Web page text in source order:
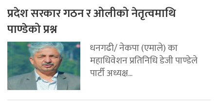
प्रदेश सरकार गठन र ओलीको नेतृत्वमाथि
पाण्डेको प्रश्न
धनगढी/ नेकपा (एमाले) का
महाधिवेशन प्रतिनिधि डेजी पाण्डेले
पार्टी अध्यक्ष...